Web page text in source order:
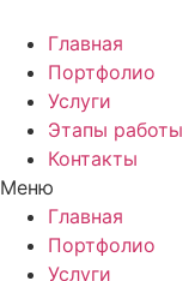
Главная
Портфолио
Услуги
Этапы работы
Контакты
Меню
Главная
Портфолио
Услуги